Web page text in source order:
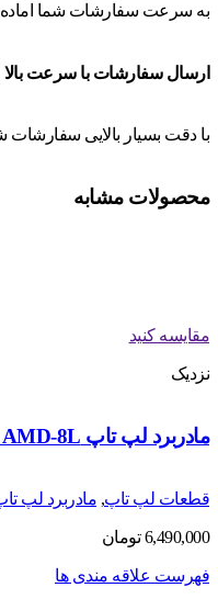
به سرعت سفارشات شما
ارسال سفارشات با سرعت بالا
با دقت بسیار بالایی
محصولات مشابه
مقایسه کنید
نزدیک
مادربرد لپ تاپ HP Q400 AMD-8L
قطعات لپ تاپ, مادربرد لپ
6,490,000 تومان
فهرست علاقه مندی ها